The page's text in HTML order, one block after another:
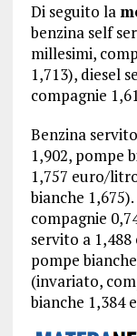
Di seguito la
benzina self
millesimi,
1,713), diesel
compagnie
Benzina
1,902, pompe
1,757 euro/
bianche
compagnie
servito a
pompe
(invariato,
bianche 1,384